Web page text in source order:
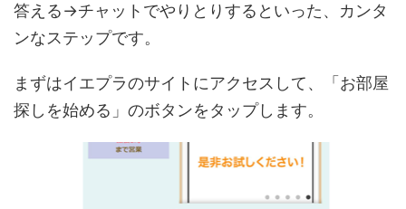
答える→チャットでやりとりするといった、カンタ
ンなステップです。
まずはイエプラのサイトにアクセスして、「お部屋
探しを始める」のボタンをタップします。